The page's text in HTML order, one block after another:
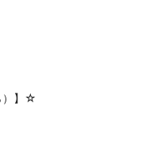
）】☆